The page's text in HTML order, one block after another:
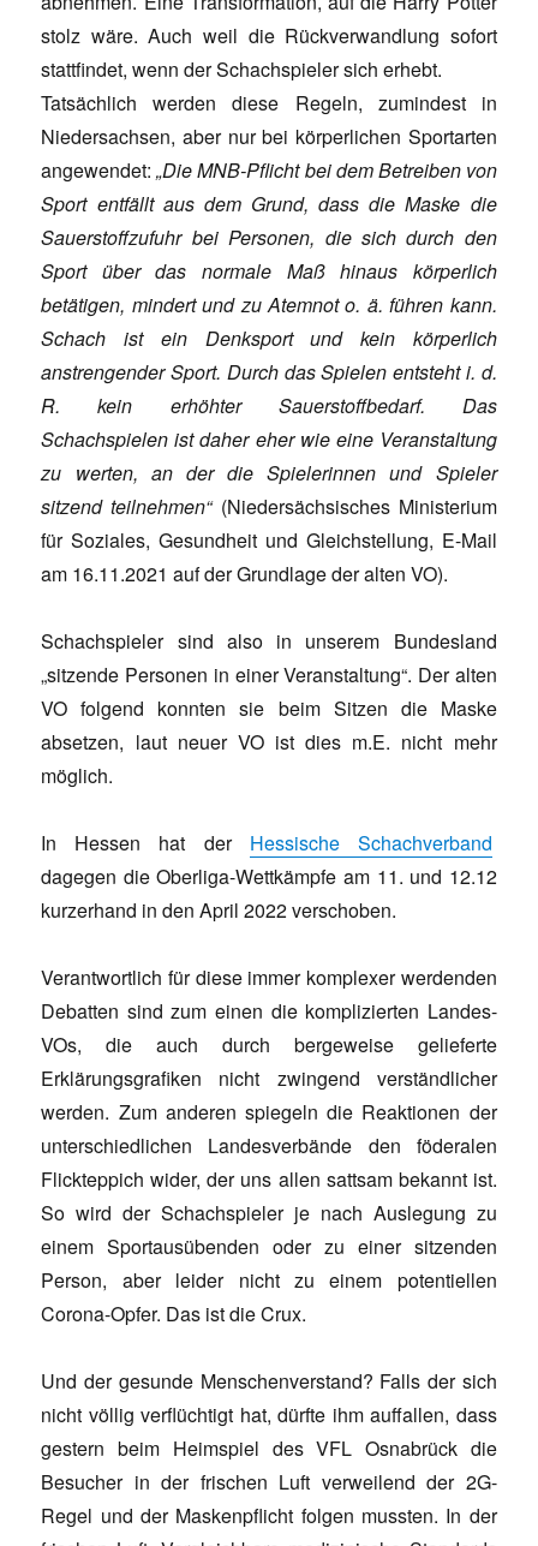
stolz wäre. Auch weil die Rückverwandlung sofort
stattfindet, wenn der Schachspieler sich erhebt.
Tatsächlich werden diese Regeln, zumindest in
Niedersachsen, aber nur bei körperlichen Sportarten
angewendet:„Die MNB-Pflicht bei dem Betreiben von
Sport entfällt aus dem Grund, dass die Maske die
Sauerstoffzufuhr bei Personen, die sich durch den
Sport über das normale Maß hinaus körperlich
betätigen, mindert und zu Atemnot o. ä. führen kann.
Schach ist ein Denksport und kein körperlich
anstrengender Sport. Durch das Spielen entsteht i. d.
R. kein erhöhter Sauerstoffbedarf. Das
Schachspielen ist daher eher wie eine Veranstaltung
zu werten, an der die Spielerinnen und Spieler
sitzend teilnehmen“(Niedersächsisches Ministerium
für Soziales, Gesundheit und Gleichstellung, E-Mail
am 16.11.2021 auf der Grundlage der alten VO).
Schachspieler sind also in unserem Bundesland
„sitzende Personen in einer Veranstaltung“. Der alten
VO folgend konnten sie beim Sitzen die Maske
absetzen, laut neuer VO ist dies m.E. nicht mehr
möglich.
In Hessen hat der Hessische Schachverband
dagegen die Oberliga-Wettkämpfe am 11. und 12.12
kurzerhand in den April 2022 verschoben.
Verantwortlich für diese immer komplexer werdenden
Debatten sind zum einen die komplizierten Landes-
VOs, die auch durch bergeweise gelieferte
Erklärungsgrafiken nicht zwingend verständlicher
werden. Zum anderen spiegeln die Reaktionen der
unterschiedlichen Landesverbände den föderalen
Flickteppich wider, der uns allen sattsam bekannt ist.
So wird der Schachspieler je nach Auslegung zu
einem Sportausübenden oder zu einer sitzenden
Person, aber leider nicht zu einem potentiellen
Corona-Opfer. Das ist die Crux.
Und der gesunde Menschenverstand? Falls der sich
nicht völlig verflüchtigt hat, dürfte ihm auffallen, dass
gestern beim Heimspiel des VFL Osnabrück die
Besucher in der frischen Luft verweilend der 2G-
Regel und der Maskenpflicht folgen mussten. In der